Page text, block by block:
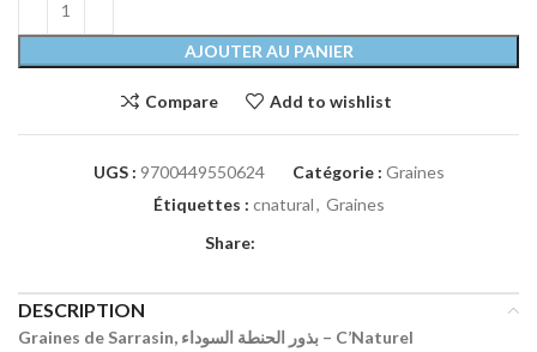
AJOUTER AU PANIER
Compare Add to wishlist
UGS : 9700449550624 Catégorie : Graines
Étiquettes : cnatural, Graines
Share:
DESCRIPTION
Graines de Sarrasin, بذور الحنطة السوداء – C’Naturel